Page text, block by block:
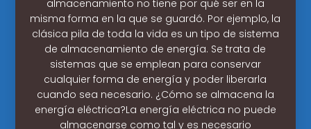
almacenamiento no tiene por qué ser en la
misma forma en la que se guardó. Por ejemplo, la
clásica pila de toda la vida es un tipo de sistema
de almacenamiento de energía. Se trata de
sistemas que se emplean para conservar
cualquier forma de energía y poder liberarla
cuando sea necesario. ¿Cómo se almacena la
energía eléctrica?La energía eléctrica no puede
almacenarse como tal y es necesario